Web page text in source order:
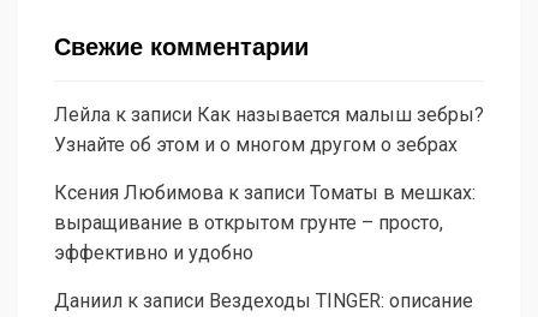
Свежие комментарии
Лейла к записи Как называется малыш зебры?
Узнайте об этом и о многом другом о зебрах
Ксения Любимова к записи Томаты в мешках:
выращивание в открытом грунте – просто,
эффективно и удобно
Даниил к записи Вездеходы TINGER: описание